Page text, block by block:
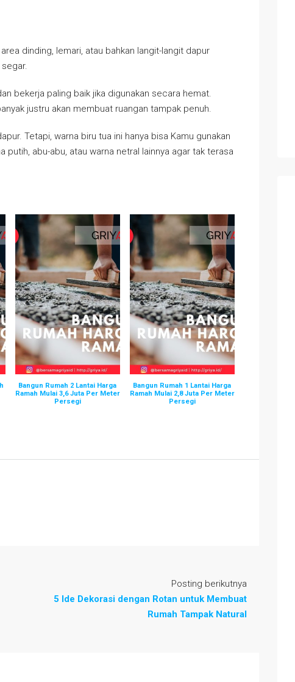
dinding, lemari, atau bahkan langit-langit dapur
bekerja paling baik jika digunakan secara hemat.
justru akan membuat ruangan tampak penuh.
Tetapi, warna biru tua ini hanya bisa Kamu gunakan
abu-abu, atau warna netral lainnya agar tak terasa
Bangun Rumah 2 Lantai Harga
Ramah Mulai 3,6 Juta Per Meter
Persegi
Bangun Rumah 1 Lantai Harga
Ramah Mulai 2,8 Juta Per Meter
Persegi
Posting berikutnya
5 Ide Dekorasi dengan Rotan untuk Membuat
Rumah Tampak Natural